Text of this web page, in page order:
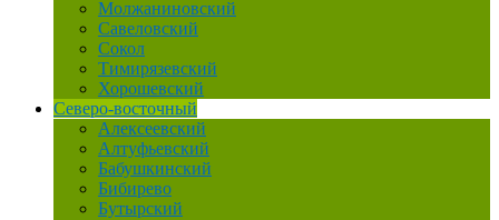
Молжаниновский
Савеловский
Сокол
Тимирязевский
Хорошевский
Северо-восточный
Алексеевский
Алтуфьевский
Бабушкинский
Бибирево
Бутырский